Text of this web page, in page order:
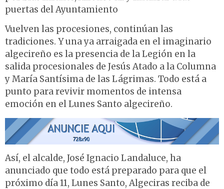
puertas del Ayuntamiento
Vuelven las procesiones, continúan las
tradiciones. Y una ya arraigada en el imaginario
algecireño es la presencia de la Legión en la
salida procesionales de Jesús Atado a la Columna
y María Santísima de las Lágrimas. Todo está a
punto para revivir momentos de intensa
emoción en el Lunes Santo algecireño.
Así, el alcalde, José Ignacio Landaluce, ha
anunciado que todo está preparado para que el
próximo día 11, Lunes Santo, Algeciras reciba de